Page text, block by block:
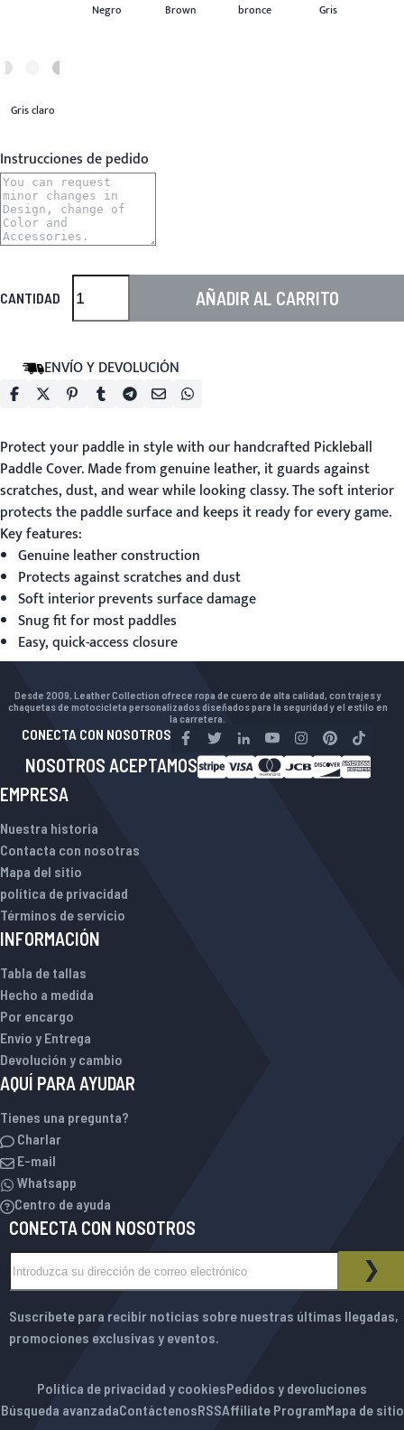
Negro Brown bronce Gris
Gris claro
Instrucciones de pedido
CANTIDAD AÑADIR AL CARRITO
ENVÍO Y DEVOLUCIÓN
Protect your paddle in style with our handcrafted Pickleball
Paddle Cover. Made from genuine leather, it guards against
scratches, dust, and wear while looking classy. The soft interior
protects the paddle surface and keeps it ready for every game.
Key features:
Genuine leather construction
Protects against scratches and dust
Soft interior prevents surface damage
Snug fit for most paddles
Easy, quick-access closure
Desde 2009, Leather Collection ofrece ropa de cuero de alta calidad, con trajes y
chaquetas de motocicleta personalizados diseñados para la seguridad y el estilo en
la carretera.
CONECTA CON NOSOTROS
NOSOTROS ACEPTAMOS
EMPRESA
Nuestra historia
Contacta con nosotras
Mapa del sitio
política de privacidad
Términos de servicio
INFORMACIÓN
Tabla de tallas
Hecho a medida
Por encargo
Envío y Entrega
Devolución y cambio
AQUÍ PARA AYUDAR
Tienes una pregunta?
Charlar
E-mail
Whatsapp
Centro de ayuda
CONECTA CON NOSOTROS
BOLETÍN DE NOTICIAS
Suscríbete para recibir noticias sobre nuestras últimas llegadas,
promociones exclusivas y eventos.
Política de privacidad y cookiesPedidos y devoluciones
Búsqueda avanzadaContáctenosRSSAffiliate ProgramMapa de sitio